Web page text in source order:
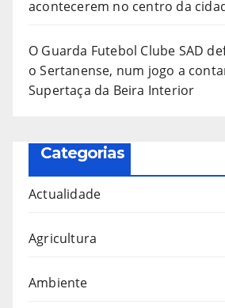
acontecerem no centro da
O Guarda Futebol Clube SAD
o Sertanense, num jogo a
Supertaça da Beira Interior
Categorias
Actualidade
Agricultura
Ambiente